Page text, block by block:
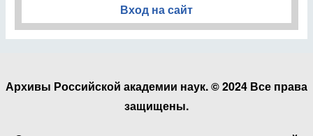
Вход на сайт
Архивы Российской академии наук. © 2024 Все права
защищены.